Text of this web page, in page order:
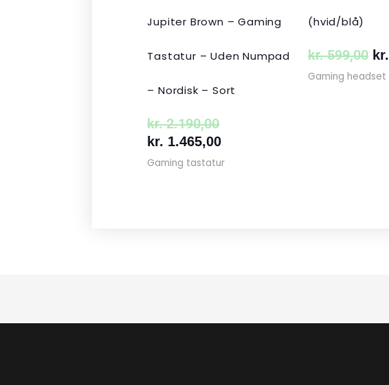
Jupiter Brown – Gaming
Tastatur – Uden Numpad
– Nordisk – Sort
kr.2.190,00
kr. 1.465,00
Gaming tastatur
(hvid/blå)
kr.599,00 kr.
Gaming headset